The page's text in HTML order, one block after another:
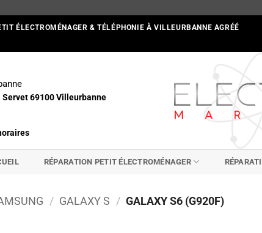
ÉLECTROMÉNAGER & TÉLÉPHONIE À VILLEURBANNE AGRÉÉ
Servet 69100 Villeurbanne
RÉPARATION PETIT ÉLECTROMÉNAGER
/ GALAXY S / GALAXY S6 (G920F)